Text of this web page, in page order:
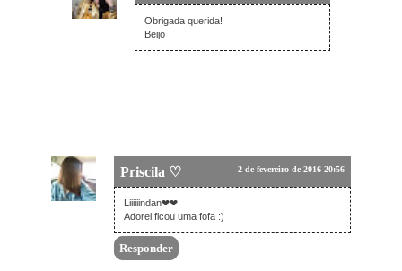
3 de fevereiro de 2016 20:49
Obrigada querida!
Beijo
Priscila ♡ 2 de fevereiro de 2016 20:56
Liiiiiindan❤❤
Adorei ficou uma fofa :)
Responder